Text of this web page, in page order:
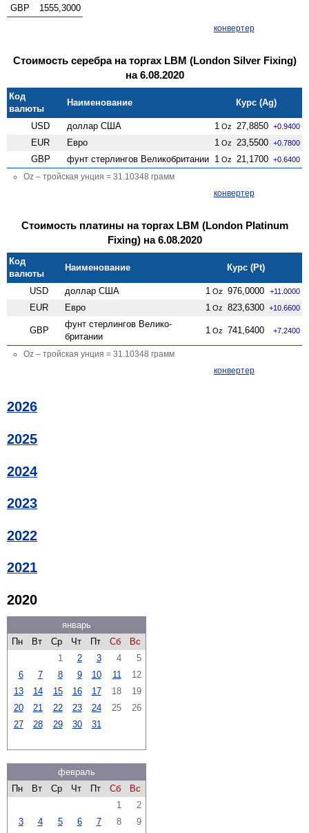
GBP
1555,3000
конвертер
Стоимость серебра на торгах LBM (London Silver Fixing)
на 6.08.2020
Код
валюты
Наименование Курс (Ag)
USD доллар США 1 Oz 27,8850 +0.9400
EUR Евро 1 Oz 23,5500 +0.7800
GBP фунт стерлингов Велико­британии 1 Oz 21,1700 +0.6400
Oz – тройская унция = 31.10348 грамм
конвертер
Стоимость платины на торгах LBM (London Platinum
Fixing) на 6.08.2020
Код
валюты
Наименование Курс (Pt)
USD доллар США 1 Oz 976,0000 +11.0000
EUR Евро 1 Oz 823,6300 +10.6600
GBP
фунт стерлингов Велико­
британии
1 Oz 741,6400 +7.2400
Oz – тройская унция = 31.10348 грамм
конвертер
2026
2025
2024
2023
2022
2021
2020
январь
Пн
Вт Ср Чт Пт Сб
Вс
1
2 3 4
5
6
7 8 9 10 11
12
13
14 15 16 17 18
19
20
21 22 23 24 25
26
27
28 29 30 31
февраль
Пн
Вт Ср Чт Пт Сб
Вс
1
2
3
4 5 6 7 8
9